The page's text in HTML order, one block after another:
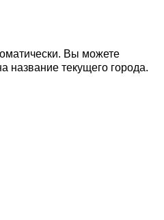
Вы можете
название текущего города.